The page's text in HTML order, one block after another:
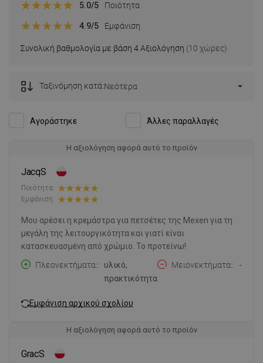
Συνολική βαθμολογία με βάση 4 Αξιολόγηση (10 χώρες)
5.0/5 Ποιότητα
4.9/5 Εμφάνιση
Αγοράστηκε Άλλες παραλλαγές
Ταξινόμηση κατά:Νεότερα
Η αξιολόγηση αφορά αυτό το προϊόν
JacqS
Ποιότητα:
Εμφάνιση:
Μου αρέσει η κρεμάστρα για πετσέτες της Mexen για τη
μεγάλη της λειτουργικότητα και γιατί είναι
κατασκευασμένη από χρώμιο. Το προτείνω!
Πλεονεκτήματα:
υλικό,
πρακτικότητα
Μειονεκτήματα: -
Εμφάνιση αρχικού σχολίου
Η αξιολόγηση αφορά αυτό το προϊόν
GracS